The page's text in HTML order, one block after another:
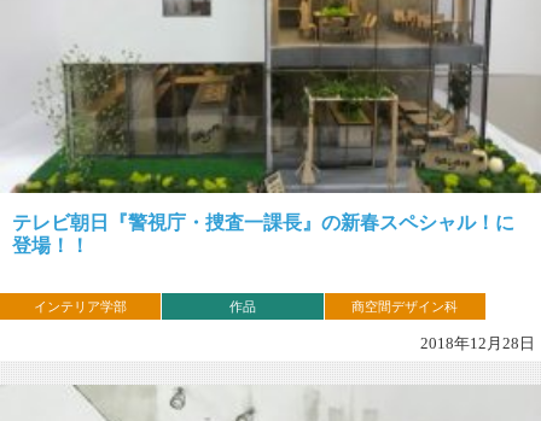
テレビ朝日『警視庁・捜査一課長』の新春スペシャル！に
登場！！
インテリア学部 作品 商空間デザイン科
2018年12月28日